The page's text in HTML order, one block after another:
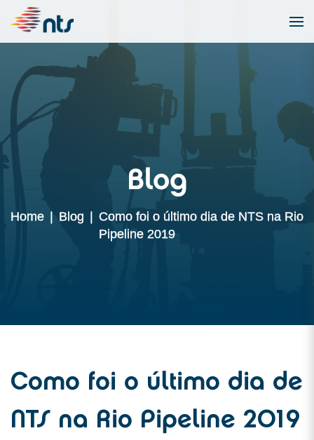
Blog
Home | Blog | Como foi o último dia de NTS na Rio
Pipeline 2019
Como foi o último dia de
NTS na Rio Pipeline 2019